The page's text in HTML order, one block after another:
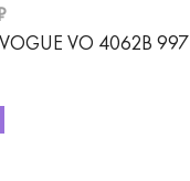
VO 4062B 997